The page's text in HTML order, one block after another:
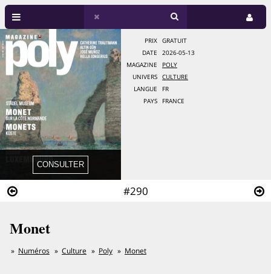
#290
PRIX
GRATUIT
DATE
2026-05-13
MAGAZINE
POLY
UNIVERS
CULTURE
LANGUE
FR
PAYS
FRANCE
Monet
Numéros Culture Poly Monet